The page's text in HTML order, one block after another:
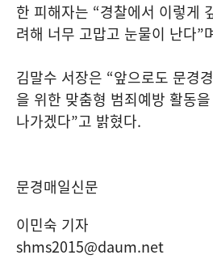
한 피해자는 “경찰에서 이렇게
려해 너무 고맙고 눈물이 난다”
김말수 서장은 “앞으로도 문경
을 위한 맞춤형 범죄예방 활동
나가겠다”고 밝혔다.
문경매일신문
이민숙 기자
shms2015@daum.net